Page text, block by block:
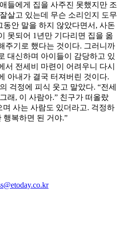
들에게 집을 사주진 못했지만 조
살고 있는데 무슨 소리인지 도무
동안 말을 하지 않았다면서, 사돈
못되어 1년만 기다리면 집을 옮
주기로 했다는 것이다. 그러니까
대신하며 아이들이 감당하고 있
서 전세비 마련이 어려우니 다시
아내가 결국 터져버린 것이다.
걱정에 피식 웃고 말았다. “전세
래, 이 사람아.” 친구가 떠올랐
며 사는 사람도 있더라고. 걱정하
행복하면 된 거야.”